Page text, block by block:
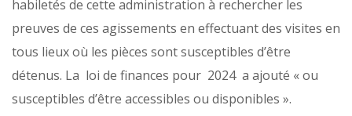
habiletés de cette administration à rechercher les
preuves de ces agissements en effectuant des visites en
tous lieux où les pièces sont susceptibles d’être
détenus. La loi de finances pour 2024 a ajouté « ou
susceptibles d’être accessibles ou disponibles ».